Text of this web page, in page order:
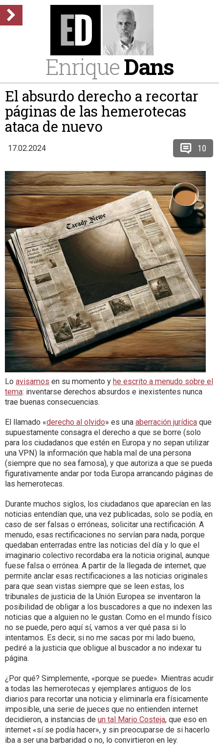
EnriqueDans
El absurdo derecho a recortar
páginas de las hemerotecas
ataca de nuevo
17.02.2024 10
Lo avisamos en su momento y he escrito a menudo sobre el
tema: inventarse derechos absurdos e inexistentes nunca
trae buenas consecuencias.
El llamado «derecho al olvido» es una aberración jurídica que
supuestamente consagra el derecho a que se borre (solo
para los ciudadanos que estén en Europa y no sepan utilizar
una VPN) la información que habla mal de una persona
(siempre que no sea famosa), y que autoriza a que se pueda
figurativamente andar por toda Europa arrancando páginas de
las hemerotecas.
Durante muchos siglos, los ciudadanos que aparecían en las
noticias entendían que, una vez publicadas, solo se podía, en
caso de ser falsas o erróneas, solicitar una rectificación. A
menudo, esas rectificaciones no servían para nada, porque
quedaban enterradas entre las noticias del día y lo que el
imaginario colectivo recordaba era la noticia original, aunque
fuese falsa o errónea. A partir de la llegada de internet, que
permite anclar esas rectificaciones a las noticias originales
para que sean vistas siempre que se leen estas, los
tribunales de justicia de la Unión Europea se inventaron la
posibilidad de obligar a los buscadores a que no indexen las
noticias que a alguien no le gustan. Como en el mundo físico
no se puede, pero aquí sí, vamos a ver qué pasa si lo
intentamos. Es decir, si no me sacas por mi lado bueno,
pediré a la justicia que obligue al buscador a no indexar tu
página.
¿Por qué? Simplemente, «porque se puede». Mientras acudir
a todas las hemerotecas y ejemplares antiguos de los
diarios para recortar una noticia y eliminarla era físicamente
imposible, una serie de jueces que no entienden internet
decidieron, a instancias de un tal Mario Costeja, que eso en
internet «sí se podía hacer», y sin preocuparse de si hacerlo
iba a ser una barbaridad o no, lo convirtieron en ley.